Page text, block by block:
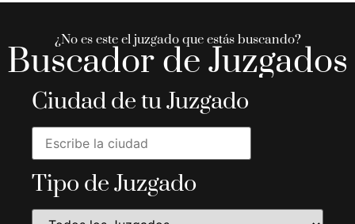
¿No es este el juzgado que estás buscando?
Buscador de Juzgados
Ciudad de tu Juzgado
Tipo de Juzgado